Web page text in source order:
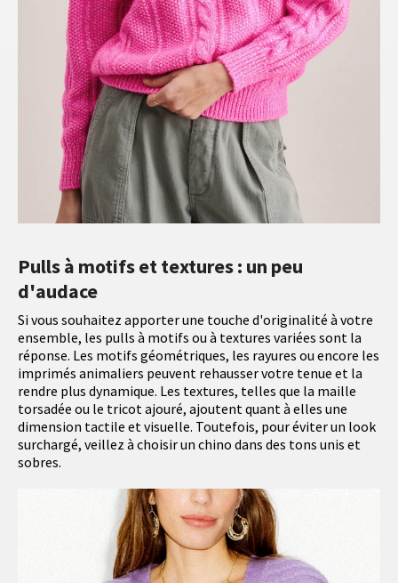
Pulls à motifs et textures : un peu
d'audace
Si vous souhaitez apporter une touche d'originalité à votre
ensemble, les pulls à motifs ou à textures variées sont la
réponse. Les motifs géométriques, les rayures ou encore les
imprimés animaliers peuvent rehausser votre tenue et la
rendre plus dynamique. Les textures, telles que la maille
torsadée ou le tricot ajouré, ajoutent quant à elles une
dimension tactile et visuelle. Toutefois, pour éviter un look
surchargé, veillez à choisir un chino dans des tons unis et
sobres.